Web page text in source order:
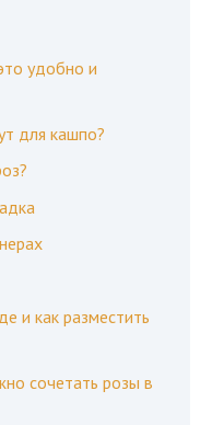
удобно и
для кашпо?
и как разместить
сочетать розы в